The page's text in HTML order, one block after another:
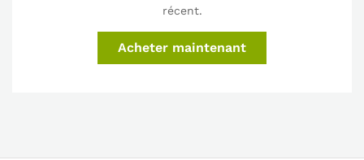
récent.
Acheter maintenant